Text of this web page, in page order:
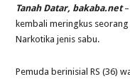
Tanah Datar, bakaba.net–
kembali meringkus
Narkotika jenis sabu.
Pemuda berinisial RS (36)